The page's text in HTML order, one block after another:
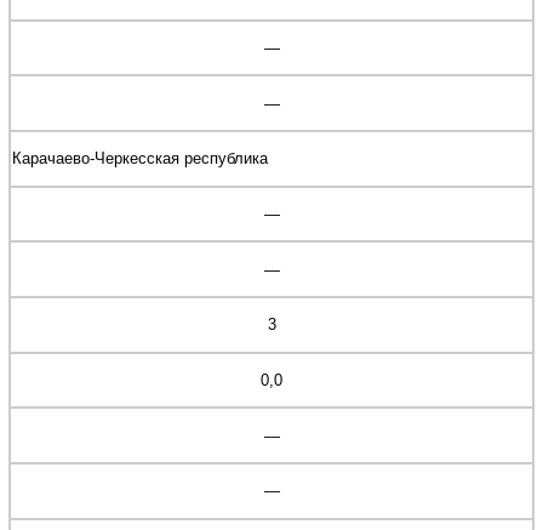
—
—
Карачаево-Черкесская республика
—
—
3
0,0
—
—